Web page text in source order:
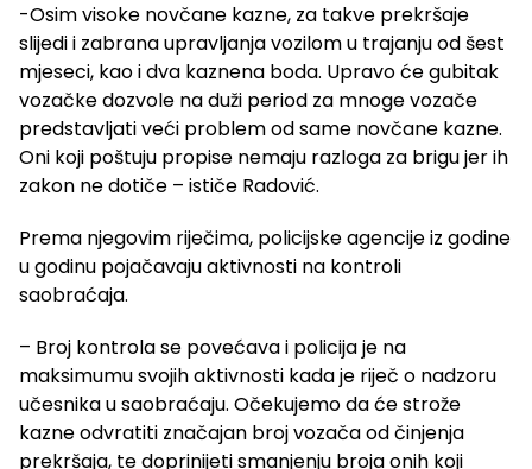
-Osim visoke novčane kazne, za takve prekršaje
slijedi i zabrana upravljanja vozilom u trajanju od šest
mjeseci, kao i dva kaznena boda. Upravo će gubitak
vozačke dozvole na duži period za mnoge vozače
predstavljati veći problem od same novčane kazne.
Oni koji poštuju propise nemaju razloga za brigu jer ih
zakon ne dotiče – ističe Radović.
Prema njegovim riječima, policijske agencije iz godine
u godinu pojačavaju aktivnosti na kontroli
saobraćaja.
– Broj kontrola se povećava i policija je na
maksimumu svojih aktivnosti kada je riječ o nadzoru
učesnika u saobraćaju. Očekujemo da će strože
kazne odvratiti značajan broj vozača od činjenja
prekršaja, te doprinijeti smanjenju broja onih koji